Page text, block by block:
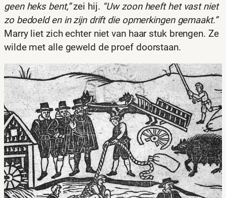
geen heks bent,”zei hij. “Uw zoon heeft het vast niet
zo bedoeld en in zijn drift die opmerkingen gemaakt.”
Marry liet zich echter niet van haar stuk brengen. Ze
wilde met alle geweld de proef doorstaan.